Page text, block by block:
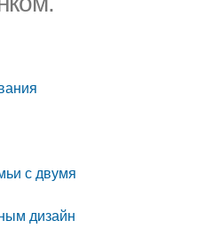
с двумя
дизайн